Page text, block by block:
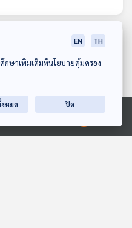
ประเทศไทย
EN TH
กษาเพิ่มเติมที่นโยบายคุ้มครอง
หมด ปิด